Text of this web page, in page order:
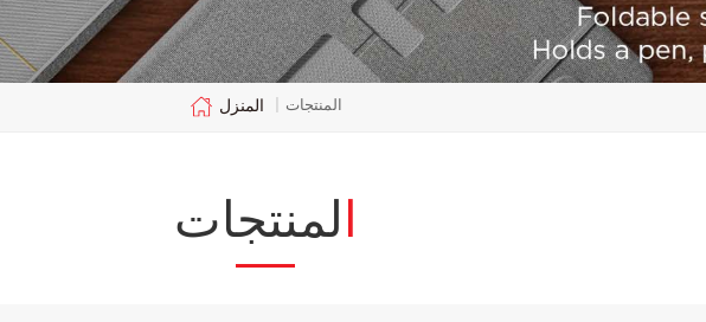
المنزل | المنتجات
المنتجات